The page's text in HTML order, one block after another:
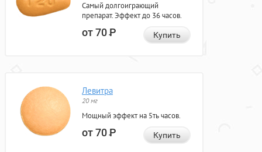
Самый долгоиграющий
препарат. Эффект до 36 часов.
от 70Р Купить
Левитра
20 мг
Мощный эффект на 5ть часов.
от 70Р Купить